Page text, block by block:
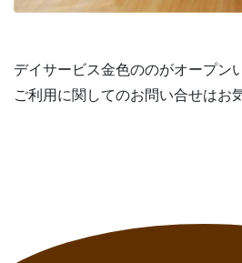
デイサービス金色ののがオープン
ご利用に関してのお問い合せはお